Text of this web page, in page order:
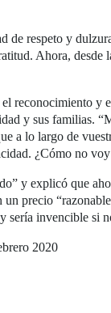
de respeto y
Ahora,
reconocimiento y
y sus familias.
a lo largo de
¿Cómo no
y explicó que
precio
invencible si
2020